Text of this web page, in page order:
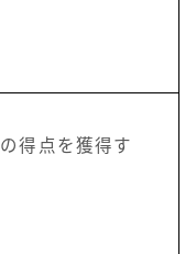
得点を獲得す